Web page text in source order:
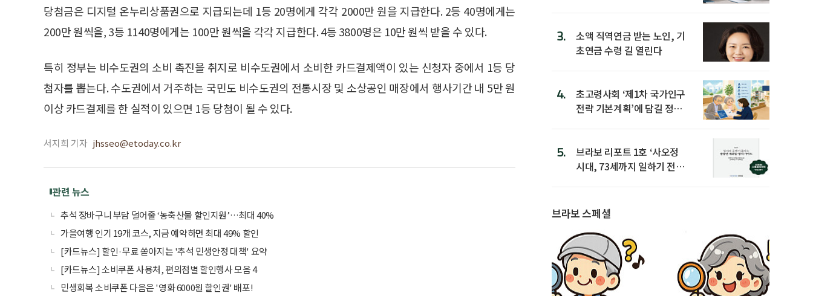
당첨금은 디지털 온누리상품권으로 지급되는데 1등 20명에게 각각 2000만 원을 지급한다. 2등 40명에게는
200만 원씩을, 3등 1140명에게는 100만 원씩을 각각 지급한다. 4등 3800명은 10만 원씩 받을 수 있다.
특히 정부는 비수도권의 소비 촉진을 취지로 비수도권에서 소비한 카드결제액이 있는 신청자 중에서 1등 당
첨자를 뽑는다. 수도권에서 거주하는 국민도 비수도권의 전통시장 및 소상공인 매장에서 행사기간 내 5만 원
이상 카드결제를 한 실적이 있으면 1등 당첨이 될 수 있다.
서지희 기자 jhsseo@etoday.co.kr
관련 뉴스
추석 장바구니 부담 덜어줄 ‘농축산물 할인지원’…최대 40%
가을여행 인기 19개 코스, 지금 예약하면 최대 49% 할인
[카드뉴스] 할인·무료 쏟아지는 '추석 민생안정 대책' 요약
[카드뉴스] 소비쿠폰 사용처, 편의점별 할인행사 모음 4
민생회복 소비쿠폰 다음은 '영화 6000원 할인권' 배포!
3.
소액 직역연금 받는 노인, 기
초연금 수령 길 열린다
4.
초고령사회 ‘제1차 국가인구
전략 기본계획’에 담길 정책
5.
브라보 리포트 1호 ‘사오정
시대, 73세까지 일하기 전략’
브라보 스페셜